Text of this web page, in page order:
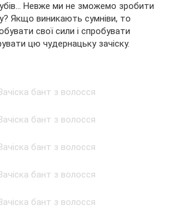
Невже ми не зможемо зробити
Якщо виникають сумніви, то
свої сили і спробувати
цю чудернацьку зачіску.